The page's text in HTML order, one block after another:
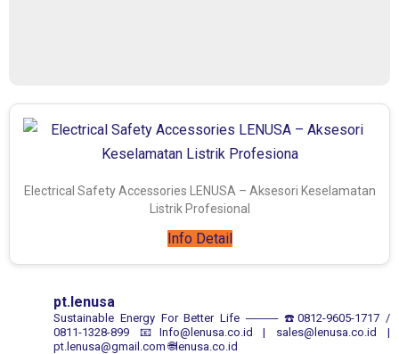
Electrical Safety Accessories LENUSA – Aksesori Keselamatan
Listrik Profesional
Info Detail
pt.lenusa
Sustainable Energy For Better Life ────☎️0812-9605-1717 /
0811-1328-899 📧Info@lenusa.co.id | sales@lenusa.co.id |
pt.lenusa@gmail.com 🌐lenusa.co.id